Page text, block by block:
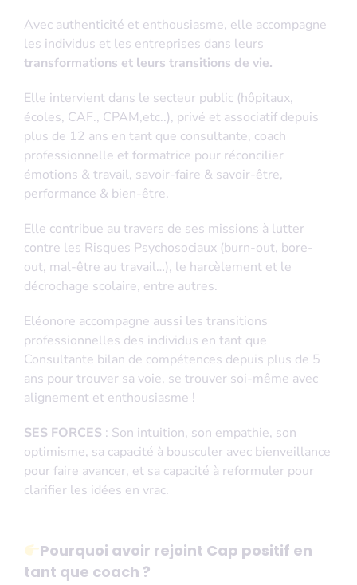
Avec authenticité et enthousiasme, elle accompagne
les individus et les entreprises dans leurs
transformations et leurs transitions de vie.
Elle intervient dans le secteur public (hôpitaux,
écoles, CAF., CPAM,etc..), privé et associatif depuis
plus de 12 ans en tant que consultante, coach
professionnelle et formatrice pour réconcilier
émotions & travail, savoir-faire & savoir-être,
performance & bien-être.
Elle contribue au travers de ses missions à lutter
contre les Risques Psychosociaux (burn-out, bore-
out, mal-être au travail…), le harcèlement et le
décrochage scolaire, entre autres.
Eléonore accompagne aussi les transitions
professionnelles des individus en tant que
Consultante bilan de compétences depuis plus de 5
ans pour trouver sa voie, se trouver soi-même avec
alignement et enthousiasme !
SES FORCES: Son intuition, son empathie, son
optimisme, sa capacité à bousculer avec bienveillance
pour faire avancer, et sa capacité à reformuler pour
clarifier les idées en vrac.
Pourquoi avoir rejoint Cap positif en
tant que coach ?